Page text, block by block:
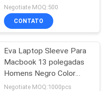
do
134
água resistente a
choques protetor portátil
computador tapa de
13,3" MacBook
Negotiate MOQ:500
CONTATO
Eva Laptop Sleeve Para
Macbook 13 polegadas
Homens Negro Color
Laptop Saco Repelente
Negotiate MOQ:1000pcs